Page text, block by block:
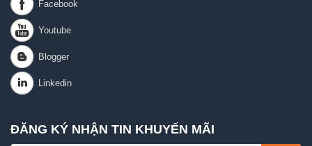
ĐĂNG KÝ NHẬN TIN KHUYẾN MÃI